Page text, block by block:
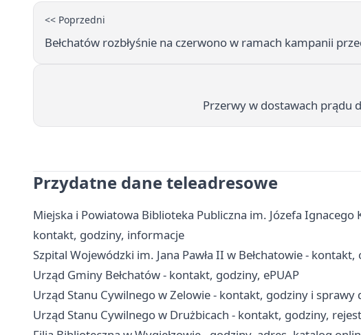
<< Poprzedni
Bełchatów rozbłyśnie na czerwono w ramach kampanii
Przerwy w dostawach prądu
Przydatne dane teleadresowe
Miejska i Powiatowa Biblioteka Publiczna im. Józefa Ignacego
kontakt, godziny, informacje
Szpital Wojewódzki im. Jana Pawła II w Bełchatowie - kontakt,
Urząd Gminy Bełchatów - kontakt, godziny, ePUAP
Urząd Stanu Cywilnego w Zelowie - kontakt, godziny i sprawy
Urząd Stanu Cywilnego w Drużbicach - kontakt, godziny,